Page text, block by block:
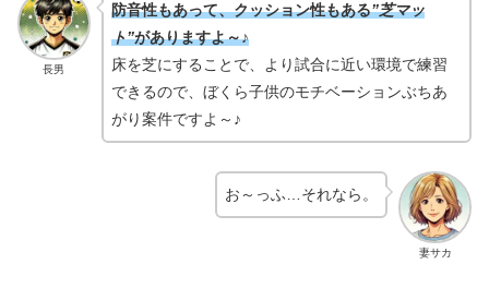
長男
防音性もあって、クッション性もある”芝マッ
ト”がありますよ～♪
床を芝にすることで、より試合に近い環境で練習
できるので、ぼくら子供のモチベーションぶちあ
がり案件ですよ～♪
妻サカ
お～っふ…それなら。